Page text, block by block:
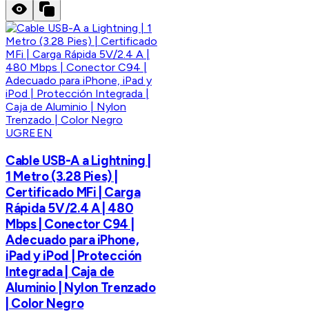
UGREEN
Cable USB-A a Lightning |
1 Metro (3.28 Pies) |
Certificado MFi | Carga
Rápida 5V/2.4 A | 480
Mbps | Conector C94 |
Adecuado para iPhone,
iPad y iPod | Protección
Integrada | Caja de
Aluminio | Nylon Trenzado
| Color Negro